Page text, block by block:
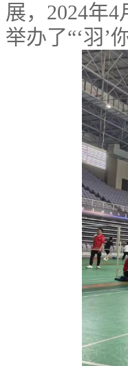
展， 2024年4
举办了“‘羽’